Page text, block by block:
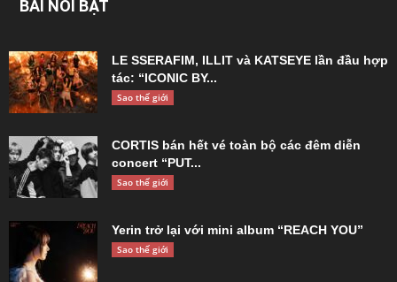
BÀI NỔI BẬT
LE SSERAFIM, ILLIT và KATSEYE lần đầu hợp
tác: “ICONIC BY...
Sao thế giới
CORTIS bán hết vé toàn bộ các đêm diễn
concert “PUT...
Sao thế giới
Yerin trở lại với mini album “REACH YOU”
Sao thế giới